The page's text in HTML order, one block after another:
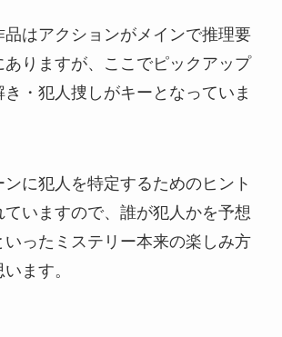
はアクションがメインで推理要
りますが、ここでピックアップ
・犯人捜しがキーとなっていま
に犯人を特定するためのヒント
いますので、誰が犯人かを予想
いったミステリー本来の楽しみ方
ます。